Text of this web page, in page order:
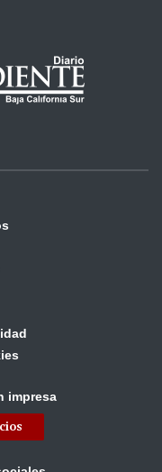
impresa